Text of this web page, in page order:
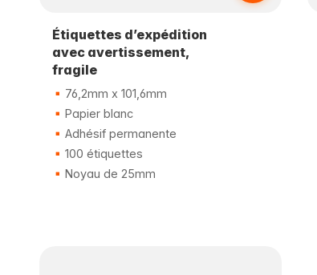
Étiquettes d’expédition
avec avertissement,
fragile
76,2mm x 101,6mm
Papier blanc
Adhésif permanente
100 étiquettes
Noyau de 25mm